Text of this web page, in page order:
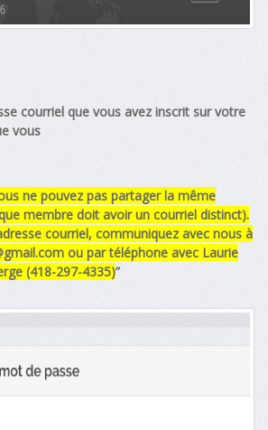
courriel que vous avez inscrit sur votre
vous
ne pouvez pas partager la même
membre doit avoir un courriel distinct).
courriel, communiquez avec nous à
ou par téléphone avec Laurie
(418-297-4335)”